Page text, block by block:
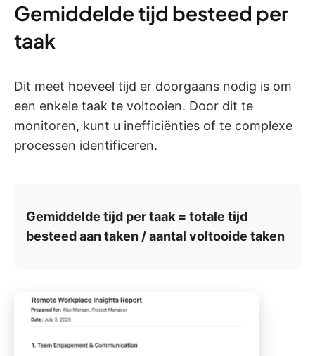
Gemiddelde tijd besteed per
taak
Dit meet hoeveel tijd er doorgaans nodig is om
een enkele taak te voltooien. Door dit te
monitoren, kunt u inefficiënties of te complexe
processen identificeren.
Gemiddelde tijd per taak = totale tijd
besteed aan taken / aantal voltooide taken